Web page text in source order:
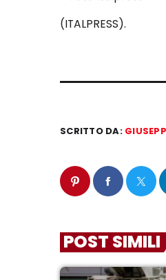
(ITALPRESS).
SCRITTO DA:
POST SIMILI